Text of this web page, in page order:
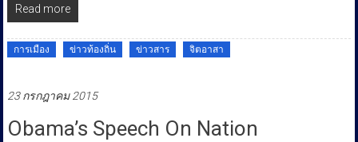
Read more
การเมือง ข่าวท้องถิ่น ข่าวสาร จิตอาสา
23 กรกฎาคม 2015
Obama’s Speech On Nation